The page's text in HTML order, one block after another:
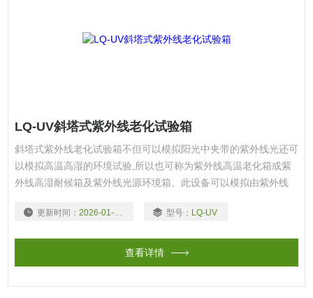
LQ-UV斜塔式紫外线老化试验箱
斜塔式紫外线老化试验箱不但可以模拟阳光中夹带的紫外线光还可
以模拟高温高湿的环境试验,所以也可称为紫外线高温老化箱或紫
外线高湿耐候箱及紫外线光源环境箱。此设备可以模拟由紫外线
外（UV）灯模拟阳光中的紫外线光照射的效果，利用冷凝拟湿气
更新时间： 2026-01-04 型号： LQ-UV
查看详情